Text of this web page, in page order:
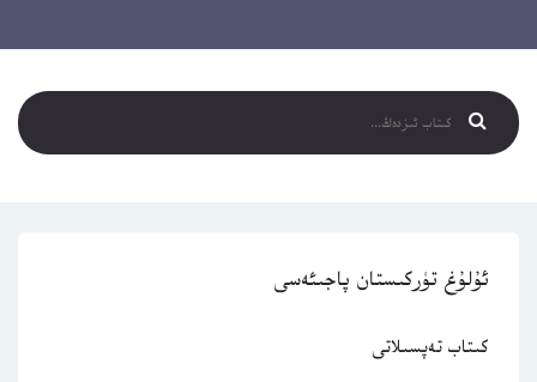
ئۇلۇغ تۈركىستان پاجىئەسى
كىتاب تەپسىلاتى